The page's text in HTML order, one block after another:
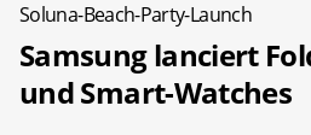
Soluna-Beach-Party-Launch
Samsung lanciert
und Smart-Watches